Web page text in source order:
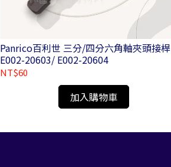
Panrico百利世 三分/四分六角軸夾頭接桿
E002-20603/ E002-20604
NT$60
加入購物車